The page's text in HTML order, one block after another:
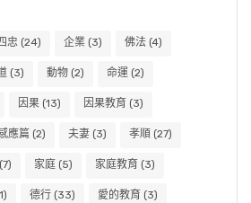
忠 (24) 企業 (3) 佛法 (4)
(3) 動物 (2) 命運 (2)
因果 (13) 因果教育 (3)
應篇 (2) 夫妻 (3) 孝順 (27)
(7) 家庭 (5) 家庭教育 (3)
德行 (33) 愛的教育 (3)